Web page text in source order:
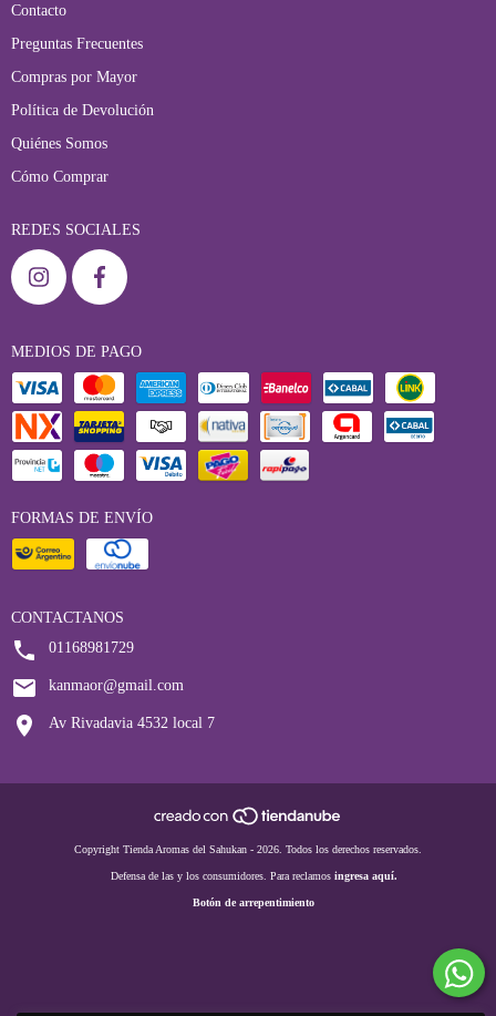
Contacto
Preguntas Frecuentes
Compras por Mayor
Política de Devolución
Quiénes Somos
Cómo Comprar
REDES SOCIALES
MEDIOS DE PAGO
FORMAS DE ENVÍO
CONTACTANOS
01168981729
kanmaor@gmail.com
Av Rivadavia 4532 local 7
Copyright Tienda Aromas del Sahukan - 2026. Todos los derechos reservados.
Defensa de las y los consumidores. Para reclamos ingresa aquí.
Botón de arrepentimiento